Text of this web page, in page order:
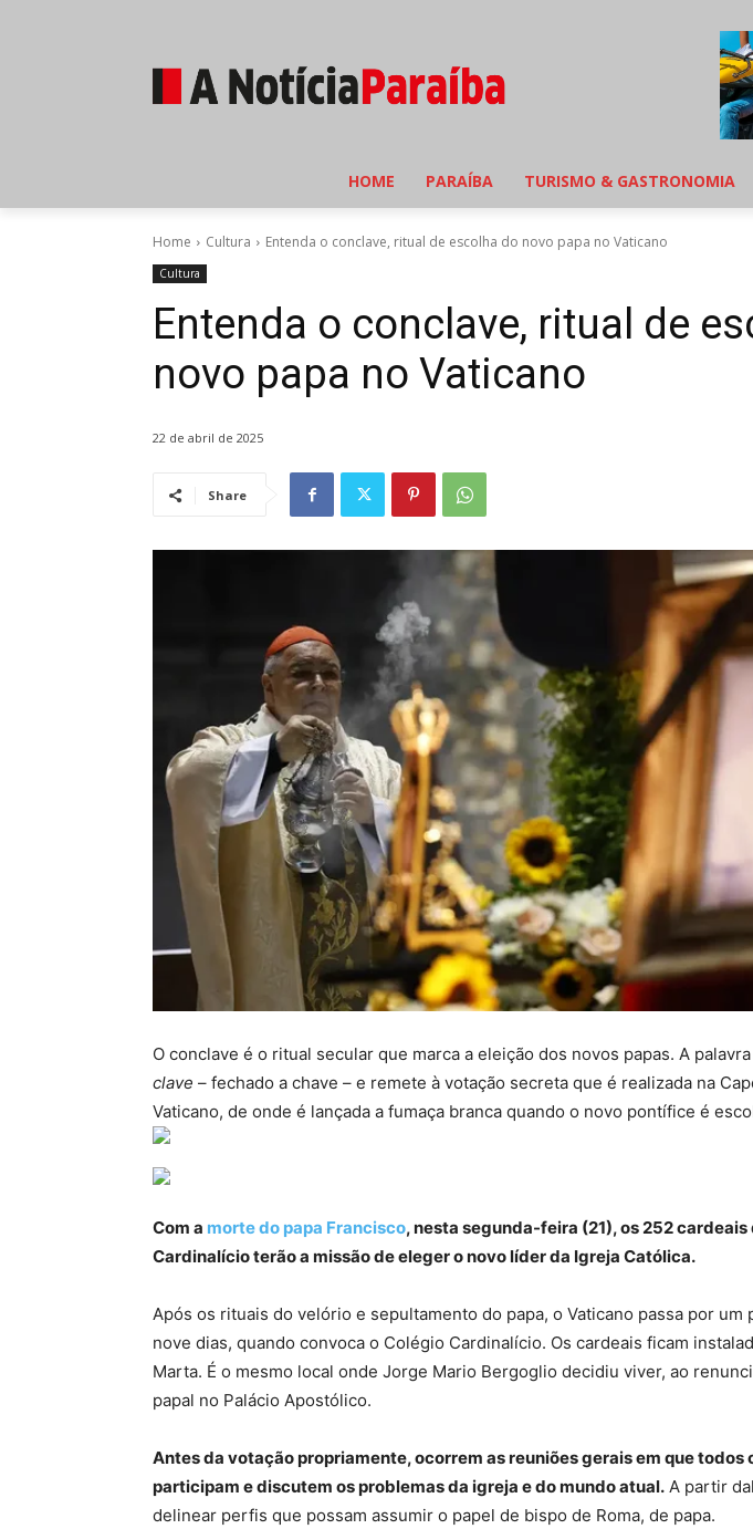
HOME PARAÍBA TURISMO & GASTRONOMIA
Home Cultura Entenda o conclave, ritual de escolha do novo papa no Vaticano
Cultura
Entenda o conclave, ritual de
novo papa no Vaticano
22 de abril de 2025
Share
O conclave é o ritual secular que marca a eleição dos novos papas. A
clave – fechado a chave – e remete à votação secreta que é realizada na
Vaticano, de onde é lançada a fumaça branca quando o novo pontífice é
Com a morte do papa Francisco, nesta segunda-feira (21), os 252 cardeais
Cardinalício terão a missão de eleger o novo líder da Igreja Católica.
Após os rituais do velório e sepultamento do papa, o Vaticano passa por um
nove dias, quando convoca o Colégio Cardinalício. Os cardeais ficam
Marta. É o mesmo local onde Jorge Mario Bergoglio decidiu viver, ao
papal no Palácio Apostólico.
Antes da votação propriamente, ocorrem as reuniões gerais em que todos
participam e discutem os problemas da igreja e do mundo atual. A partir
delinear perfis que possam assumir o papel de bispo de Roma, de papa.